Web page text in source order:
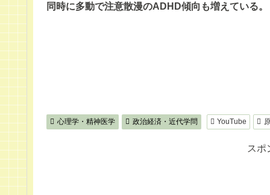
同時に多動で注意散漫のADHD傾向も増えている。
心理学・精神医学 政治経済・近代学問 YouTube
スポ